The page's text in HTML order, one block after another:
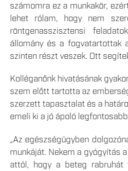
számomra ez a munkakör,
lehet rólam, hogy nem
röntgenasszisztensi
állomány és a fogvatartottak
szinten részt veszek. Ott
Kolléganőnk hivatásának
szem előtt tartotta az
szerzett tapasztalat és a
emeli ki a jó ápoló
„Az egészségügyben
munkáját. Nekem a gyógyítás
attól, hogy a beteg rabruhát